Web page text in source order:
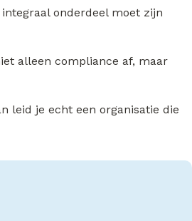
onderdeel moet zijn
alleen compliance af, maar
leid je echt een organisatie die